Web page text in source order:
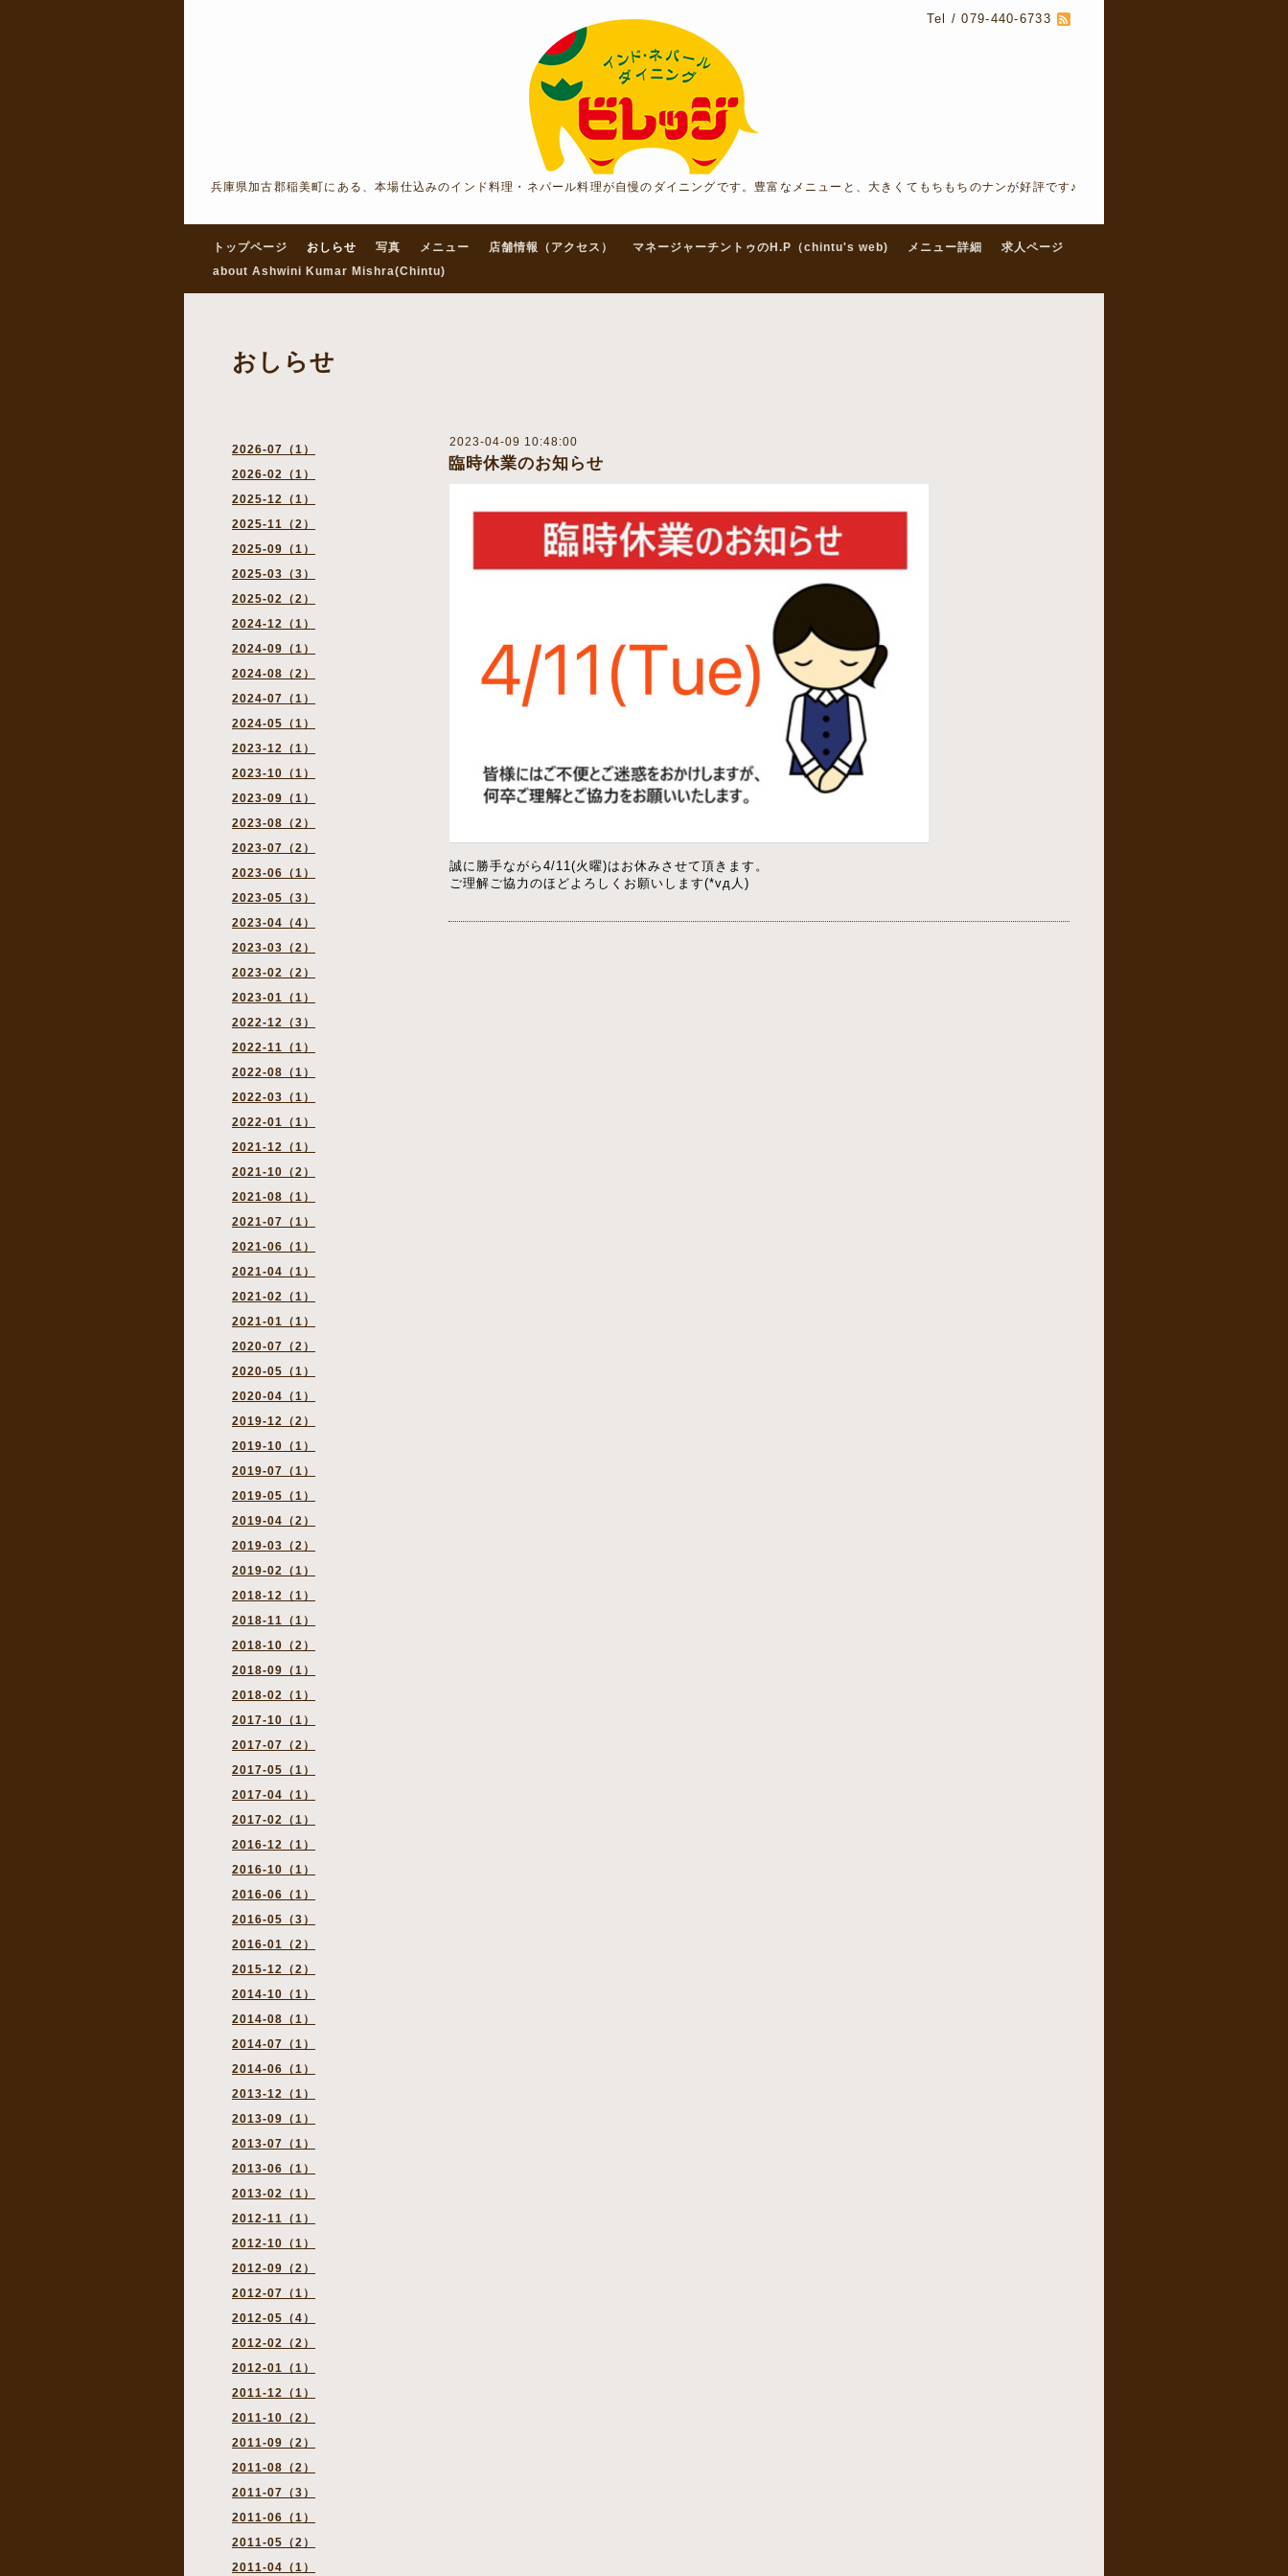
Tel / 079-440-6733
兵庫県加古郡稲美町にある、本場仕込みのインド料理・ネパール料理が自慢のダイニングです。豊富なメニューと、大きくてもちもちのナンが好評です♪
トップページ おしらせ 写真 メニュー 店舗情報（アクセス） マネージャーチントゥのH.P（chintu's web) メニュー詳細
求人ページ
about Ashwini Kumar Mishra(Chintu)
2026-07（1）
2026-02（1）
2025-12（1）
2025-11（2）
2025-09（1）
2025-03（3）
2025-02（2）
2024-12（1）
2024-09（1）
2024-08（2）
2024-07（1）
2024-05（1）
2023-12（1）
2023-10（1）
2023-09（1）
2023-08（2）
2023-07（2）
2023-06（1）
2023-05（3）
2023-04（4）
2023-03（2）
2023-02（2）
2023-01（1）
2022-12（3）
2022-11（1）
2022-08（1）
2022-03（1）
2022-01（1）
2021-12（1）
2021-10（2）
2021-08（1）
2021-07（1）
2021-06（1）
2021-04（1）
2021-02（1）
2021-01（1）
2020-07（2）
2020-05（1）
2020-04（1）
2019-12（2）
2019-10（1）
2019-07（1）
2019-05（1）
2019-04（2）
2019-03（2）
2019-02（1）
2018-12（1）
2018-11（1）
2018-10（2）
2018-09（1）
2018-02（1）
2017-10（1）
2017-07（2）
2017-05（1）
2017-04（1）
2017-02（1）
2016-12（1）
2016-10（1）
2016-06（1）
2016-05（3）
2016-01（2）
2015-12（2）
2014-10（1）
2014-08（1）
2014-07（1）
2014-06（1）
2013-12（1）
2013-09（1）
2013-07（1）
2013-06（1）
2013-02（1）
2012-11（1）
2012-10（1）
2012-09（2）
2012-07（1）
2012-05（4）
2012-02（2）
2012-01（1）
2011-12（1）
2011-10（2）
2011-09（2）
2011-08（2）
2011-07（3）
2011-06（1）
2011-05（2）
2011-04（1）
おしらせ
2023-04-09 10:48:00
臨時休業のお知らせ
誠に勝手ながら4/11(火曜)はお休みさせて頂きます。
ご理解ご協力のほどよろしくお願いします(*vд人)